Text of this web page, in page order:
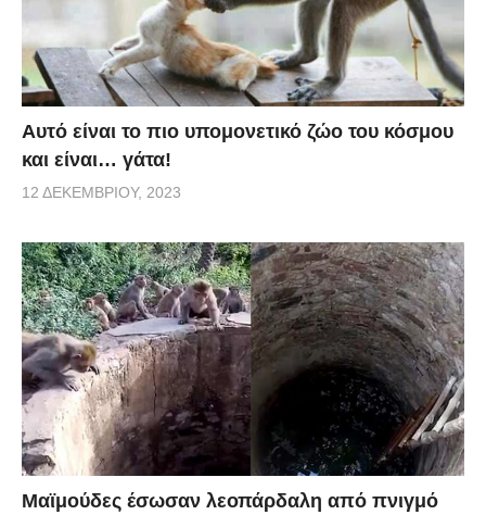
Αυτό είναι το πιο υπομονετικό ζώο του κόσμου
και είναι… γάτα!
12 ΔΕΚΕΜΒΡΊΟΥ, 2023
Μαϊμούδες έσωσαν λεοπάρδαλη από πνιγμό